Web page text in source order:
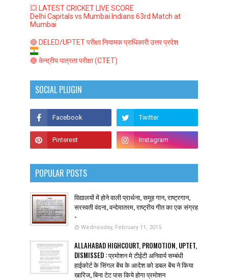
💥 LATEST CRICKET LIVE SCORE
Delhi Capitals vs Mumbai Indians 63rd Match at
Mumbai
🔴 DELED/UPTET परीक्षा नियामक प्राधिकारी उत्तर प्रदेश
🔵 केन्द्रीय पात्रता परीक्षा (CTET)
SOCIAL PLUGIN
POPULAR POSTS
विद्यालयों में होने वाली प्रार्थना, समूह गान, राष्ट्रगान,
सरस्वती वंदना, वन्देमातरम, राष्ट्रीय गीत का एक संग्रह
-
Wednesday, February 11, 2015
ALLAHABAD HIGHCOURT, PROMOTION, UPTET,
DISMISSED : प्रमोशन मे टीईटी अनिवार्य सम्बंधी
हाईकोर्ट के सिंगल बेंच के आदेश को डबल बेंच ने किया
खारिज, बिना टेट पास किये होगा प्रमोशन